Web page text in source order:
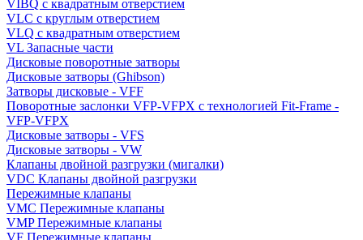
VIBQ с квадратным отверстием
VLC с круглым отверстием
VLQ с квадратным отверстием
VL Запасные части
Дисковые поворотные затворы
Дисковые затворы (Ghibson)
Затворы дисковые - VFF
Поворотные заслонки VFP-VFPX с технологией Fit-Frame -
VFP-VFPX
Дисковые затворы - VFS
Дисковые затворы - VW
Клапаны двойной разгрузки (мигалки)
VDC Клапаны двойной разгрузки
Пережимные клапаны
VMC Пережимные клапаны
VMP Пережимные клапаны
VF Пережимные клапаны